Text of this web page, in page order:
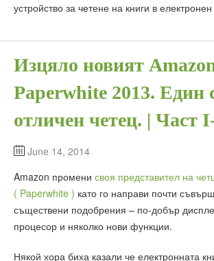
устройство за четене на книги в
Изцяло новият
Paperwhite 2013. Един
отличен четец. | Част
June 14, 2014
Amazon промени своя представител на
( Paperwhite ) като го направи почти
съществени подобрения – по-добър
процесор и няколко нови функции.
Някой хора биха казали че електронната